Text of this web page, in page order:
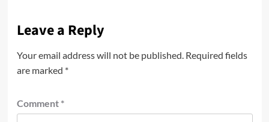
Leave a Reply
Your email address will not be published. Required fields
are marked *
Comment *